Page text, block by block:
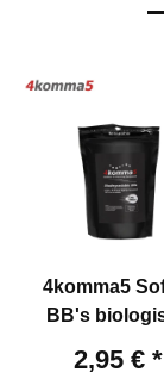
4komma5
BB's
BB/0,20 g/1000
2,95 € *